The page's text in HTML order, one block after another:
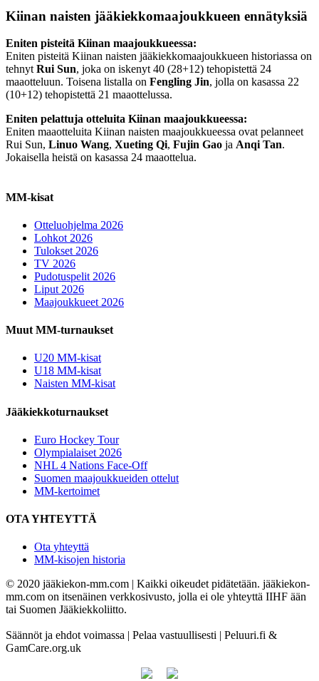
Kiinan naisten jääkiekkomaajoukkueen ennätyksiä
Eniten pisteitä Kiinan maajoukkueessa:
Eniten pisteitä Kiinan naisten jääkiekkomaajoukkueen historiassa on
tehnyt Rui Sun, joka on iskenyt 40 (28+12) tehopistettä 24
maaotteluun. Toisena listalla on Fengling Jin, jolla on kasassa 22
(10+12) tehopistettä 21 maaottelussa.
Eniten pelattuja otteluita Kiinan maajoukkueessa:
Eniten maaotteluita Kiinan naisten maajoukkueessa ovat pelanneet
Rui Sun, Linuo Wang, Xueting Qi, Fujin Gao ja Anqi Tan.
Jokaisella heistä on kasassa 24 maaottelua.
MM-kisat
Otteluohjelma 2026
Lohkot 2026
Tulokset 2026
TV 2026
Pudotuspelit 2026
Liput 2026
Maajoukkueet 2026
Muut MM-turnaukset
U20 MM-kisat
U18 MM-kisat
Naisten MM-kisat
Jääkiekkoturnaukset
Euro Hockey Tour
Olympialaiset 2026
NHL 4 Nations Face-Off
Suomen maajoukkueiden ottelut
MM-kertoimet
OTA YHTEYTTÄ
Ota yhteyttä
MM-kisojen historia
© 2020 jääkiekon-mm.com | Kaikki oikeudet pidätetään. jääkiekon-
mm.com on itsenäinen verkkosivusto, jolla ei ole yhteyttä IIHF ään
tai Suomen Jääkiekkoliitto.
Säännöt ja ehdot voimassa | Pelaa vastuullisesti | Peluuri.fi &
GamCare.org.uk